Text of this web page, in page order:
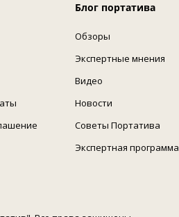
Блог портатива
Обзоры
Экспертные мнения
Видео
Новости
Советы Портатива
Экспертная программа